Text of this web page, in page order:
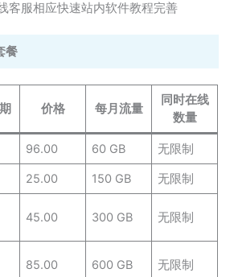
客服相应快速站内软件教程完善
餐
价格 每月流量
同时在线
数量
96.00 60 GB 无限制
25.00 150 GB 无限制
45.00 300 GB 无限制
85.00 600 GB 无限制